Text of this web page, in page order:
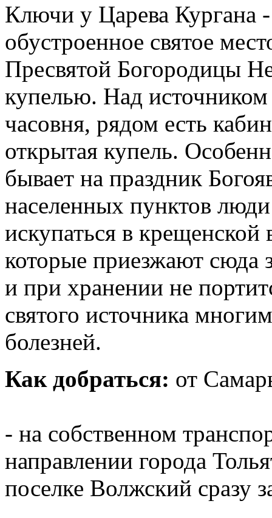
Ключи у Царева Кургана
обустроенное святое
Пресвятой Богородицы
купелью. Над источником
часовня, рядом есть
открытая купель.
бывает на праздник
населенных пунктов
искупаться в
которые приезжают сюда
и при хранении не
святого источника
болезней.
Как добраться: от
- на собственном
направлении города
поселке Волжский сразу